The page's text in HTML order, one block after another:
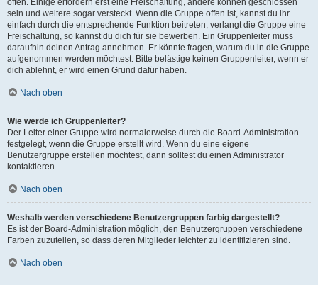
offen. Einige erfordern erst eine Freischaltung, andere können geschlossen
sein und weitere sogar versteckt. Wenn die Gruppe offen ist, kannst du ihr
einfach durch die entsprechende Funktion beitreten; verlangt die Gruppe eine
Freischaltung, so kannst du dich für sie bewerben. Ein Gruppenleiter muss
daraufhin deinen Antrag annehmen. Er könnte fragen, warum du in die Gruppe
aufgenommen werden möchtest. Bitte belästige keinen Gruppenleiter, wenn er
dich ablehnt, er wird einen Grund dafür haben.
Nach oben
Wie werde ich Gruppenleiter?
Der Leiter einer Gruppe wird normalerweise durch die Board-Administration
festgelegt, wenn die Gruppe erstellt wird. Wenn du eine eigene
Benutzergruppe erstellen möchtest, dann solltest du einen Administrator
kontaktieren.
Nach oben
Weshalb werden verschiedene Benutzergruppen farbig dargestellt?
Es ist der Board-Administration möglich, den Benutzergruppen verschiedene
Farben zuzuteilen, so dass deren Mitglieder leichter zu identifizieren sind.
Nach oben